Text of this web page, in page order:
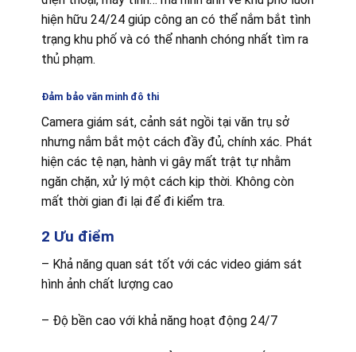
hiện hữu 24/24 giúp công an có thể nắm bắt tình
trạng khu phố và có thể nhanh chóng nhất tìm ra
thủ phạm.
Đảm bảo văn minh đô thi
Camera giám sát, cảnh sát ngồi tại văn trụ sở
nhưng nắm bắt một cách đầy đủ, chính xác. Phát
hiện các tệ nạn, hành vi gây mất trật tự nhằm
ngăn chặn, xử lý một cách kịp thời. Không còn
mất thời gian đi lại để đi kiểm tra.
2 Ưu điểm
– Khả năng quan sát tốt với các video giám sát
hình ảnh chất lượng cao
– Độ bền cao với khả năng hoạt động 24/7